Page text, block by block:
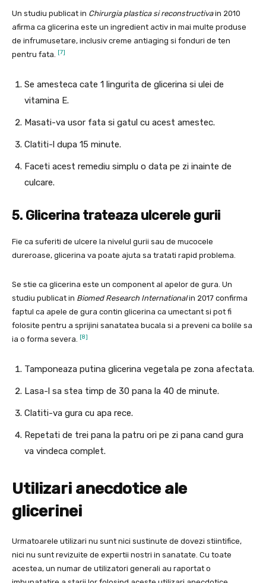
Un studiu publicat in Chirurgia plastica si reconstructivain 2010
afirma ca glicerina este un ingredient activ in mai multe produse
de infrumusetare, inclusiv creme antiaging si fonduri de ten
pentru fata.
[7]
Se amesteca cate 1 lingurita de glicerina si ulei de
vitamina E.
Masati-va usor fata si gatul cu acest amestec.
Clatiti-l dupa 15 minute.
Faceti acest remediu simplu o data pe zi inainte de
culcare.
5. Glicerina trateaza ulcerele gurii
Fie ca suferiti de ulcere la nivelul gurii sau de mucocele
dureroase, glicerina va poate ajuta sa tratati rapid problema.
Se stie ca glicerina este un component al apelor de gura. Un
studiu publicat in Biomed Research Internationalin 2017 confirma
faptul ca apele de gura contin glicerina ca umectant si pot fi
folosite pentru a sprijini sanatatea bucala si a preveni ca bolile sa
ia o forma severa.
[8]
Tamponeaza putina glicerina vegetala pe zona afectata.
Lasa-l sa stea timp de 30 pana la 40 de minute.
Clatiti-va gura cu apa rece.
Repetati de trei pana la patru ori pe zi pana cand gura
va vindeca complet.
Utilizari anecdotice ale
glicerinei
Urmatoarele utilizari nu sunt nici sustinute de dovezi stiintifice,
nici nu sunt revizuite de expertii nostri in sanatate. Cu toate
acestea, un numar de utilizatori generali au raportat o